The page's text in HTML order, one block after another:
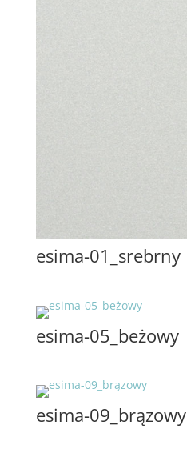
esima-01_srebrny
esima-05_beżowy
esima-09_brązowy